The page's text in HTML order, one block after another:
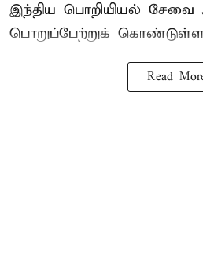
இந்திய பொறியியல் சேவை
பொறுப்பேற்றுக்
Read